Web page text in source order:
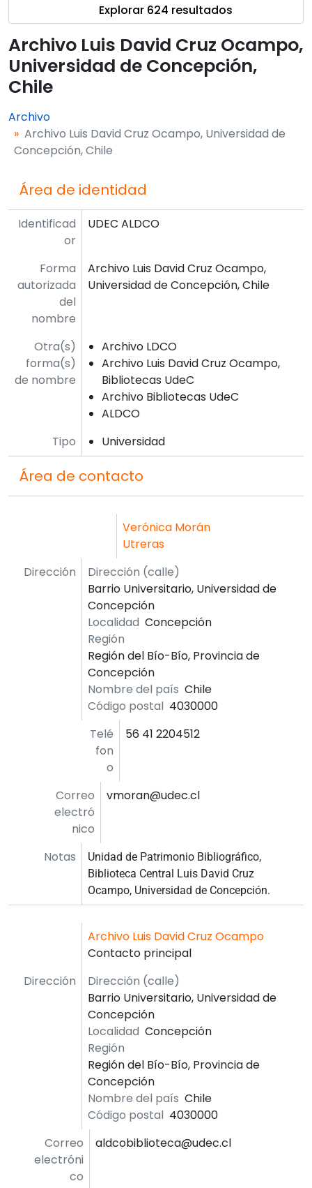
Explorar 624 resultados
Archivo Luis David Cruz Ocampo,
Universidad de Concepción,
Chile
Archivo
Archivo Luis David Cruz Ocampo, Universidad de
Concepción, Chile
Área de identidad
Identificad
or
UDEC ALDCO
Forma
autorizada
del
nombre
Archivo Luis David Cruz Ocampo,
Universidad de Concepción, Chile
Otra(s)
forma(s)
de nombre
Archivo LDCO
Archivo Luis David Cruz Ocampo,
Bibliotecas UdeC
Archivo Bibliotecas UdeC
ALDCO
Tipo
Universidad
Área de contacto
Verónica Morán
Utreras
Dirección
Dirección (calle)
Barrio Universitario, Universidad de
Concepción
Localidad Concepción
Región
Región del Bío-Bío, Provincia de
Concepción
Nombre del país Chile
Código postal 4030000
Telé
fon
o
56 41 2204512
Correo
electró
nico
vmoran@udec.cl
Notas
Unidad de Patrimonio Bibliográfico,
Biblioteca Central Luis David Cruz
Ocampo, Universidad de Concepción.
Archivo Luis David Cruz Ocampo
Contacto principal
Dirección
Dirección (calle)
Barrio Universitario, Universidad de
Concepción
Localidad Concepción
Región
Región del Bío-Bío, Provincia de
Concepción
Nombre del país Chile
Código postal 4030000
Correo
electróni
co
aldcobiblioteca@udec.cl